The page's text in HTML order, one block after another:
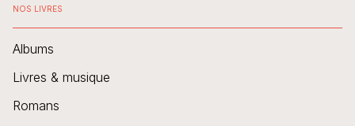
NOS LIVRES
Albums
Livres & musique
Romans